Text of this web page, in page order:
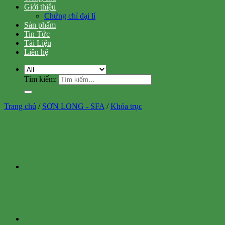
Giới thiệu
Chứng chỉ đại lí
Sản phẩm
Tin Tức
Tài Liệu
Liên hệ
Tìm kiếm:
Trang chủ / SƠN LONG - SFA / Khóa trục